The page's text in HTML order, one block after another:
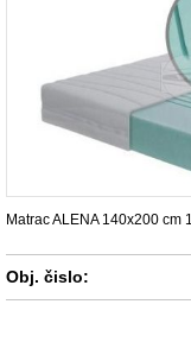
Matrac ALENA 140x200 cm
Obj. čislo: